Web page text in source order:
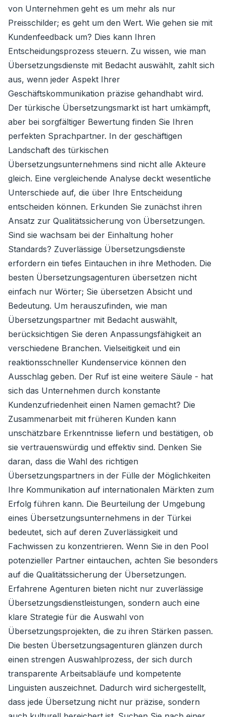
von Unternehmen geht es um mehr als nur
Preisschilder; es geht um den Wert. Wie gehen sie mit
Kundenfeedback um? Dies kann Ihren
Entscheidungsprozess steuern. Zu wissen, wie man
Übersetzungsdienste mit Bedacht auswählt, zahlt sich
aus, wenn jeder Aspekt Ihrer
Geschäftskommunikation präzise gehandhabt wird.
Der türkische Übersetzungsmarkt ist hart umkämpft,
aber bei sorgfältiger Bewertung finden Sie Ihren
perfekten Sprachpartner. In der geschäftigen
Landschaft des türkischen
Übersetzungsunternehmens sind nicht alle Akteure
gleich. Eine vergleichende Analyse deckt wesentliche
Unterschiede auf, die über Ihre Entscheidung
entscheiden können. Erkunden Sie zunächst ihren
Ansatz zur Qualitätssicherung von Übersetzungen.
Sind sie wachsam bei der Einhaltung hoher
Standards? Zuverlässige Übersetzungsdienste
erfordern ein tiefes Eintauchen in ihre Methoden. Die
besten Übersetzungsagenturen übersetzen nicht
einfach nur Wörter; Sie übersetzen Absicht und
Bedeutung. Um herauszufinden, wie man
Übersetzungspartner mit Bedacht auswählt,
berücksichtigen Sie deren Anpassungsfähigkeit an
verschiedene Branchen. Vielseitigkeit und ein
reaktionsschneller Kundenservice können den
Ausschlag geben. Der Ruf ist eine weitere Säule - hat
sich das Unternehmen durch konstante
Kundenzufriedenheit einen Namen gemacht? Die
Zusammenarbeit mit früheren Kunden kann
unschätzbare Erkenntnisse liefern und bestätigen, ob
sie vertrauenswürdig und effektiv sind. Denken Sie
daran, dass die Wahl des richtigen
Übersetzungspartners in der Fülle der Möglichkeiten
Ihre Kommunikation auf internationalen Märkten zum
Erfolg führen kann. Die Beurteilung der Umgebung
eines Übersetzungsunternehmens in der Türkei
bedeutet, sich auf deren Zuverlässigkeit und
Fachwissen zu konzentrieren. Wenn Sie in den Pool
potenzieller Partner eintauchen, achten Sie besonders
auf die Qualitätssicherung der Übersetzungen.
Erfahrene Agenturen bieten nicht nur zuverlässige
Übersetzungsdienstleistungen, sondern auch eine
klare Strategie für die Auswahl von
Übersetzungsprojekten, die zu ihren Stärken passen.
Die besten Übersetzungsagenturen glänzen durch
einen strengen Auswahlprozess, der sich durch
transparente Arbeitsabläufe und kompetente
Linguisten auszeichnet. Dadurch wird sichergestellt,
dass jede Übersetzung nicht nur präzise, ​​sondern